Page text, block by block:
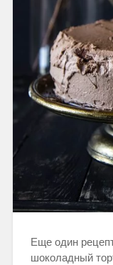
Еще один
шоколадный